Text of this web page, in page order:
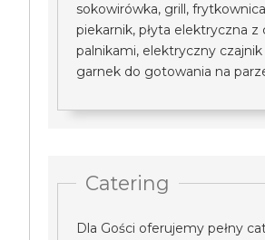
sokowirówka, grill,
piekarnik, płyta elektryczna
palnikami, elektryczny
garnek do gotowania na
Catering
Dla Gości oferujemy pełny